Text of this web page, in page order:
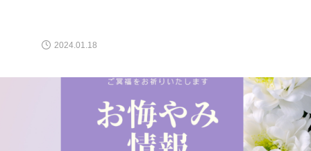
2024.01.18